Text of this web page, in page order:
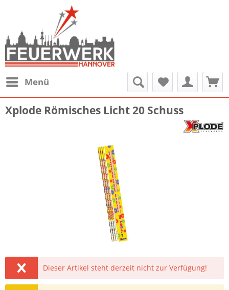
Menü
Xplode Römisches Licht 20 Schuss
Dieser Artikel steht derzeit nicht zur Verfügung!